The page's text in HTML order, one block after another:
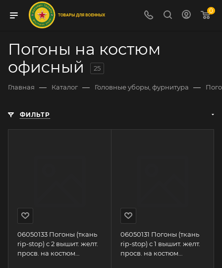
0
Погоны на костюм
офисный
25
Главная — Каталог — Головные уборы, фурнитура —
ФИЛЬТР
06050133 Погоны (ткань
rip-stop) с 2 вышит. желт.
просв. на костюм
06050131 Погоны (ткань
rip-stop) с 1 вышит. желт.
просв. на костюм